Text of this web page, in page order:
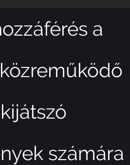
a
számára